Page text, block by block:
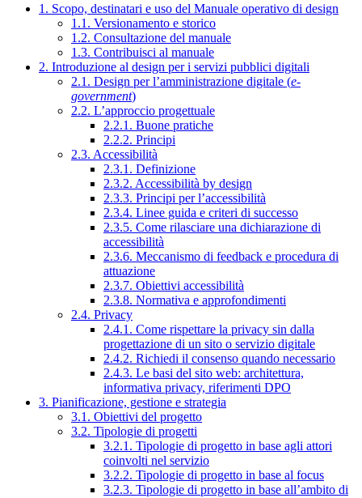
1. Scopo, destinatari e uso del Manuale operativo di design
1.1. Versionamento e storico
1.2. Consultazione del manuale
1.3. Contribuisci al manuale
2. Introduzione al design per i servizi pubblici digitali
2.1. Design per l’amministrazione digitale (e-
government)
2.2. L’approccio progettuale
2.2.1. Buone pratiche
2.2.2. Principi
2.3. Accessibilità
2.3.1. Definizione
2.3.2. Accessibilità by design
2.3.3. Principi per l’accessibilità
2.3.4. Linee guida e criteri di successo
2.3.5. Come rilasciare una dichiarazione di
accessibilità
2.3.6. Meccanismo di feedback e procedura di
attuazione
2.3.7. Obiettivi accessibilità
2.3.8. Normativa e approfondimenti
2.4. Privacy
2.4.1. Come rispettare la privacy sin dalla
progettazione di un sito o servizio digitale
2.4.2. Richiedi il consenso quando necessario
2.4.3. Le basi del sito web: architettura,
informativa privacy, riferimenti DPO
3. Pianificazione, gestione e strategia
3.1. Obiettivi del progetto
3.2. Tipologie di progetti
3.2.1. Tipologie di progetto in base agli attori
coinvolti nel servizio
3.2.2. Tipologie di progetto in base al focus
3.2.3. Tipologie di progetto in base all’ambito di